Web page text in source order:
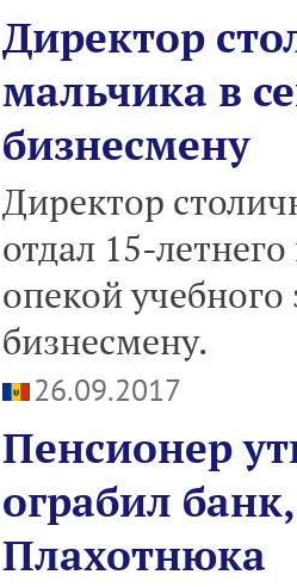
Директор
мальчика в
бизнесмену
Директор
отдал 15-
опекой учебного
бизнесмену.
26.09.2017
Пенсионер
ограбил
Плахотнюка